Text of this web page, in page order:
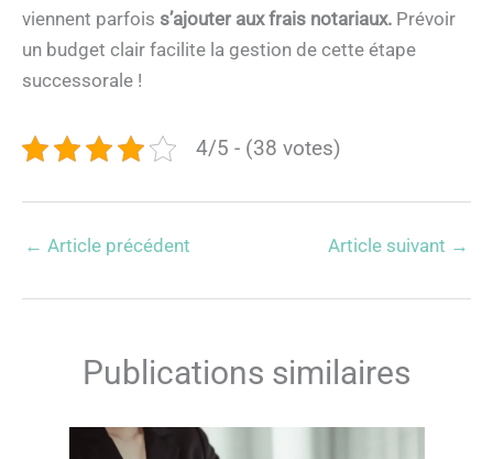
viennent parfois s’ajouter aux frais notariaux. Prévoir
un budget clair facilite la gestion de cette étape
successorale !
4/5 - (38 votes)
← Article précédent Article suivant →
Publications similaires